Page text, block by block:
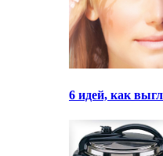
6 идей, как